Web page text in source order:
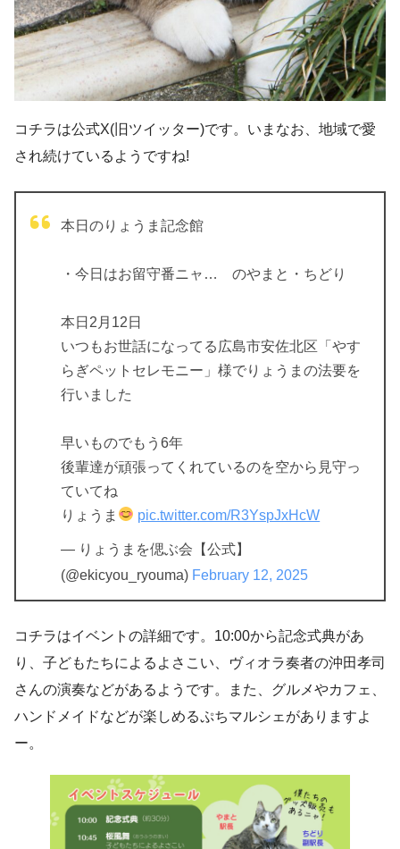
コチラは公式X(旧ツイッター)です。いまなお、地域で愛
され続けているようですね!
本日のりょうま記念館
・今日はお留守番ニャ… のやまと・ちどり
本日2月12日
いつもお世話になってる広島市安佐北区「やす
らぎペットセレモニー」様でりょうまの法要を
行いました
早いものでもう6年
後輩達が頑張ってくれているのを空から見守っ
ていてね
りょうま
pic.twitter.com/R3YspJxHcW
— りょうまを偲ぶ会【公式】
(@ekicyou_ryouma) February 12, 2025
コチラはイベントの詳細です。10:00から記念式典があ
り、子どもたちによるよさこい、ヴィオラ奏者の沖田孝司
さんの演奏などがあるようです。また、グルメやカフェ、
ハンドメイドなどが楽しめるぷちマルシェがありますよ
ー。